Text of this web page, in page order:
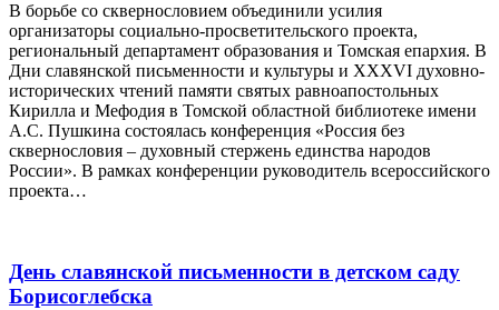
В борьбе со сквернословием объединили усилия
организаторы социально-просветительского проекта,
региональный департамент образования и Томская епархия. В
Дни славянской письменности и культуры и XXXVI духовно-
исторических чтений памяти святых равноапостольных
Кирилла и Мефодия в Томской областной библиотеке имени
А.С. Пушкина состоялась конференция «Россия без
сквернословия – духовный стержень единства народов
России». В рамках конференции руководитель всероссийского
проекта…
День славянской письменности в детском саду
Борисоглебска